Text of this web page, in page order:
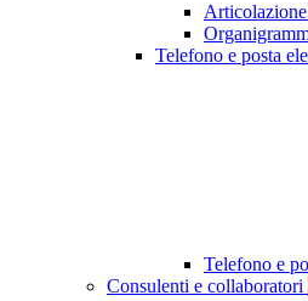
Telefono e posta
Telefono e
Consulenti e collaboratori